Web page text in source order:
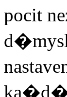
pocit